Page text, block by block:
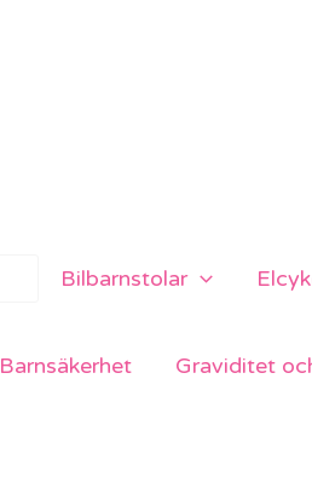
Bilbarnstolar
Barnsäkerhet Graviditet